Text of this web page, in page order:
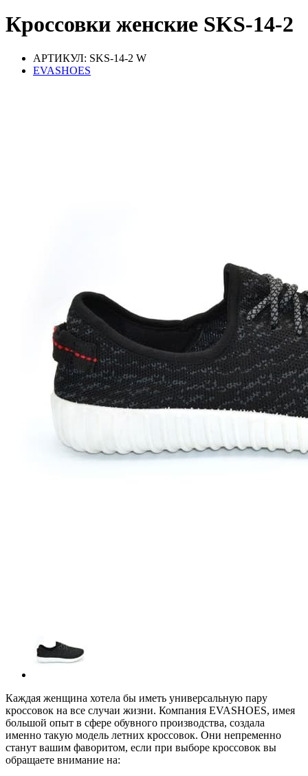
Кроссовки женские SKS-14-2
АРТИКУЛ: SKS-14-2 W
EVASHOES
Каждая женщина хотела бы иметь универсальную пару
кроссовок на все случаи жизни. Компания EVASHOES, имея
большой опыт в сфере обувного производства, создала
именно такую модель летних кроссовок. Они непременно
станут вашим фаворитом, если при выборе кроссовок вы
обращаете внимание на: